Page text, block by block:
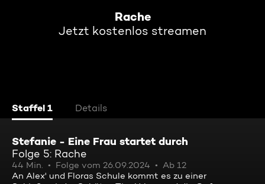
Rache
Jetzt kostenlos streamen
Staffel 1 Details
Stefanie - Eine Frau startet durch
Folge 5: Rache
44 Min. Folge vom 26.09.2024
Ab 12
An Alex' und Floras Schule kommt es zu einer